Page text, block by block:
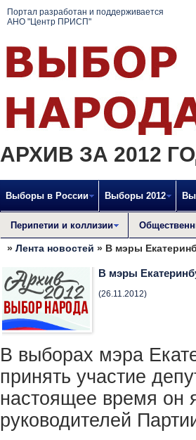
Портал разработан и поддерживается
АНО "Центр ПРИСП"
АРХИВ ЗА 2012
Выборы в России Выборы 2012
Перипетии и коллизии
» Лента новостей » В мэры
В мэры
(26.11.2012)
В выборах мэра
принять участие
настоящее время он
руководителей